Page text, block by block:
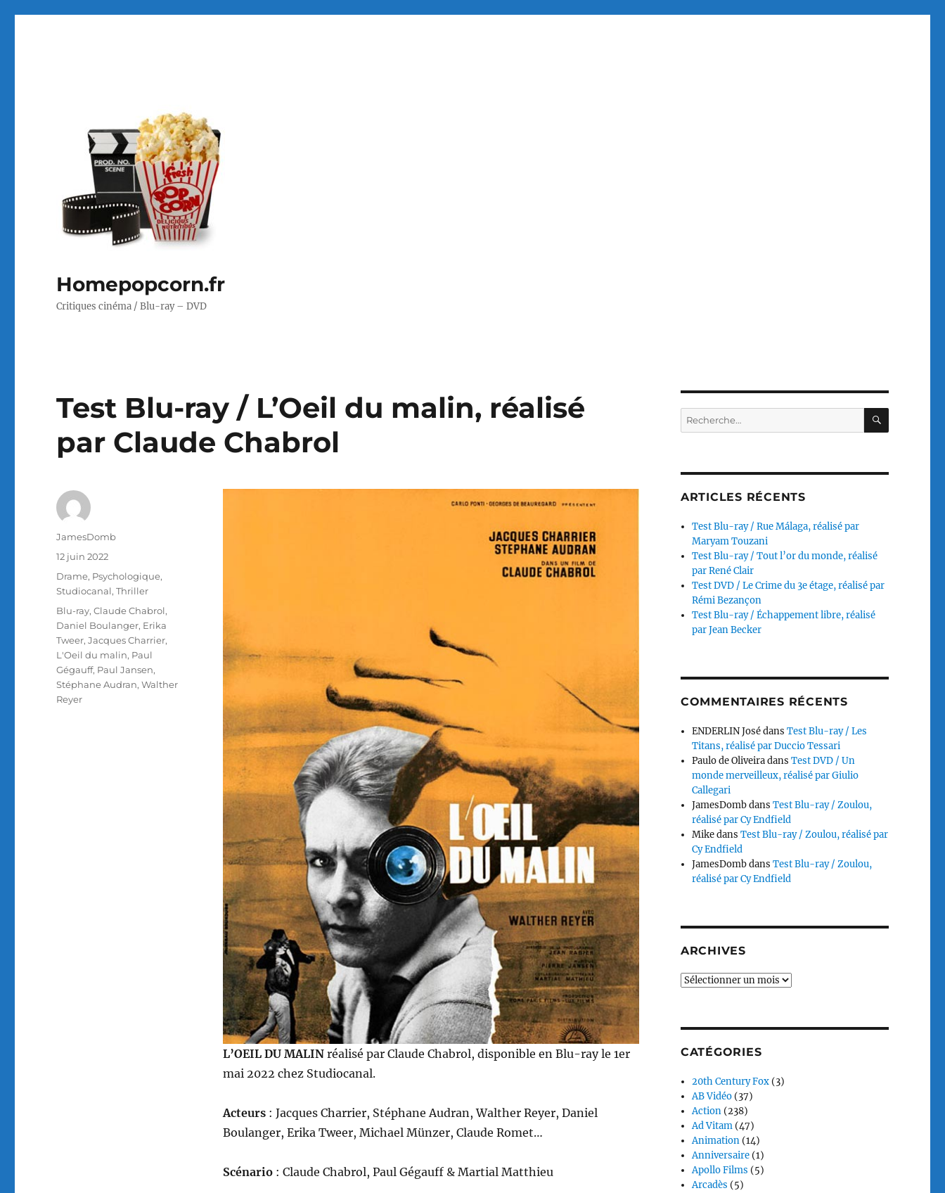
Homepopcorn.fr
Critiques cinéma / Blu-ray – DVD
Test Blu-ray / L’Oeil du malin, réalisé
par Claude Chabrol
L’OEIL DU MALIN réalisé par Claude Chabrol, disponible en Blu-ray le 1er
mai 2022 chez Studiocanal.
Acteurs: Jacques Charrier, Stéphane Audran, Walther Reyer, Daniel
Boulanger, Erika Tweer, Michael Münzer, Claude Romet…
Scénario : Claude Chabrol, Paul Gégauff & Martial Matthieu
Auteur
JamesDomb
Publié
12 juin 2022
Catégories
Drame, Psychologique,
Studiocanal,Thriller
Étiquettes
Blu-ray,Claude Chabrol,
Daniel Boulanger, Erika
Tweer,Jacques Charrier,
L'Oeil du malin, Paul
Gégauff, Paul Jansen,
Stéphane Audran,Walther
Reyer
Recherche
pour :
ARTICLES RÉCENTS
Test Blu-ray / Rue Málaga, réalisé par
Maryam Touzani
Test Blu-ray / Tout l’or du monde, réalisé
par René Clair
Test DVD / Le Crime du 3e étage, réalisé par
Rémi Bezançon
Test Blu-ray / Échappement libre, réalisé
par Jean Becker
COMMENTAIRES RÉCENTS
ENDERLIN JosédansTest Blu-ray / Les
Titans, réalisé par Duccio Tessari
Paulo de OliveiradansTest DVD / Un
monde merveilleux, réalisé par Giulio
Callegari
JamesDombdansTest Blu-ray / Zoulou,
réalisé par Cy Endfield
MikedansTest Blu-ray / Zoulou, réalisé par
Cy Endfield
JamesDombdansTest Blu-ray / Zoulou,
réalisé par Cy Endfield
ARCHIVES
Archives
CATÉGORIES
20th Century Fox (3)
AB Vidéo (37)
Action (238)
Ad Vitam (47)
Animation (14)
Anniversaire (1)
Apollo Films (5)
Arcadès (5)